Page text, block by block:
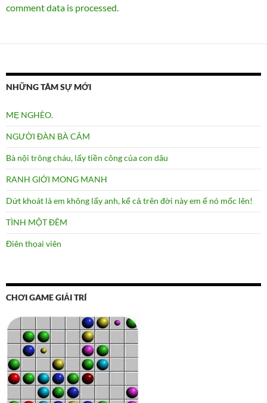
comment data is processed.
NHỮNG TÂM SỰ MỚI
MẸ NGHÈO.
NGƯỜI ĐÀN BÀ CÂM
Bà nội trông cháu, lấy tiền công của con dâu
RANH GIỚI MONG MANH
Dứt khoát là em không lấy anh, kể cả trên đời này em ế nó mốc lên!
TÌNH MỘT ĐÊM
Điên thọai viên
CHƠI GAME GIẢI TRÍ